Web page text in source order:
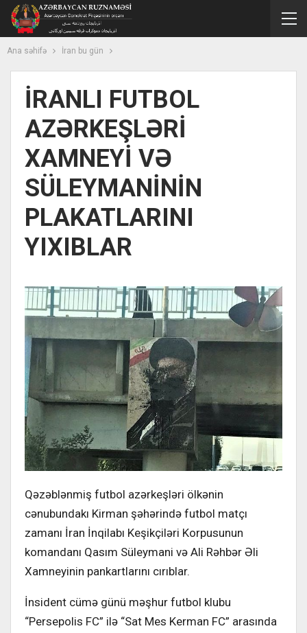
Ana səhifə İran bu gün
İRANLI FUTBOL
AZƏRKEŞLƏRİ
XAMNEYİ VƏ
SÜLEYMANİNİN
PLAKATLARINI
YIXIBLAR
Qəzəblənmiş futbol azərkeşləri ölkənin
cənubundakı Kirman şəhərində futbol matçı
zamanı İran İnqilabı Keşikçiləri Korpusunun
komandanı Qasım Süleymani və Ali Rəhbər Əli
Xamneyinin pankartlarını cırıblar.
İnsident cümə günü məşhur futbol klubu
“Persepolis FC” ilə “Sat Mes Kerman FC” arasında